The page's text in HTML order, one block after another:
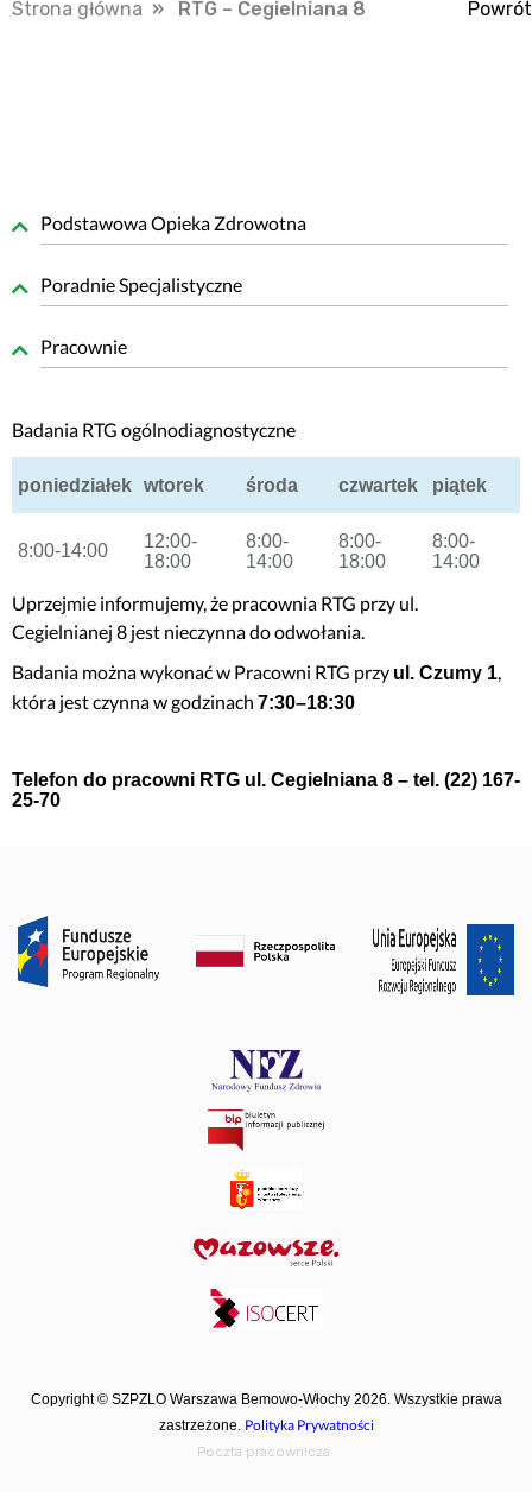
Strona główna » RTG – Cegielniana 8 Powrót
Podstawowa Opieka Zdrowotna
Poradnie Specjalistyczne
Pracownie
Badania RTG ogólnodiagnostyczne
poniedziałek wtorek środa czwartek piątek
8:00-14:00
12:00-
18:00
8:00-
14:00
8:00-
18:00
8:00-
14:00
Uprzejmie informujemy, że pracownia RTG przy ul.
Cegielnianej 8 jest nieczynna do odwołania.
Badania można wykonać w Pracowni RTG przy ul. Czumy 1,
która jest czynna w godzinach 7:30–18:30
Telefon do pracowni RTG ul. Cegielniana 8 – tel. (22) 167-
25-70
Copyright © SZPZLO Warszawa Bemowo-Włochy 2026. Wszystkie prawa
zastrzeżone. Polityka Prywatności
Poczta pracownicza